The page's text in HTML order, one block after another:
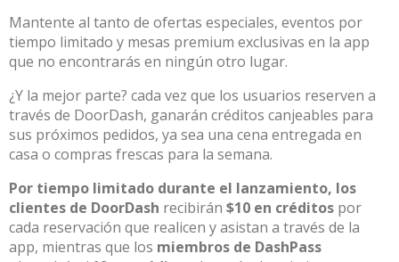
Mantente al tanto de ofertas especiales, eventos por
tiempo limitado y mesas premium exclusivas en la app
que no encontrarás en ningún otro lugar.
¿Y la mejor parte? cada vez que los usuarios reserven a
través de DoorDash, ganarán créditos canjeables para
sus próximos pedidos, ya sea una cena entregada en
casa o compras frescas para la semana.
Por tiempo limitado durante el lanzamiento, los
clientes de DoorDash recibirán $10 en créditos por
cada reservación que realicen y asistan a través de la
app, mientras que los miembros de DashPass